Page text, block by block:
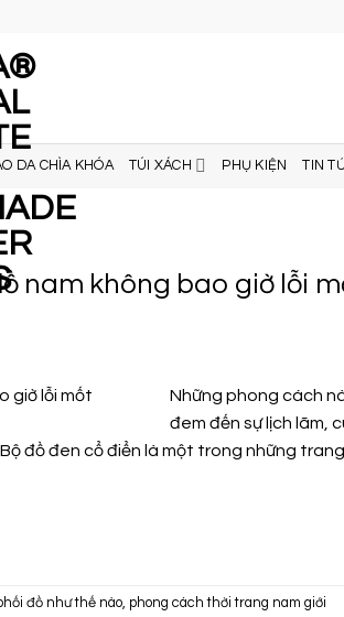
DA CHÌA KHÓA TÚI XÁCH PHỤ KIỆN TIN
nam không bao giờ lỗi
Những phong cách
đem đến sự lịch lãm,
đồ đen cổ điển là một trong những
đồ như thế nào, phong cách thời trang nam giới